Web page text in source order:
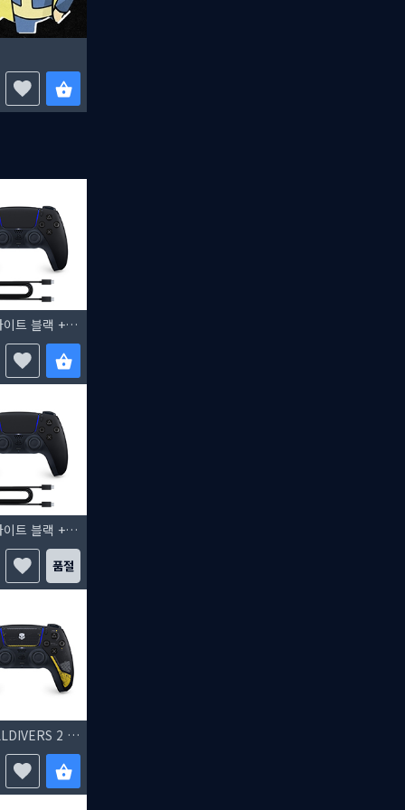
듀얼센스 무선 컨트롤러 미드나이트 블랙 + PC용 USB 케이블 + 프래그마타
듀얼센스 무선 컨트롤러 미드나이트 블랙 + PC용 USB 케이블 + 붉은사막
품절
듀얼센스 무선 컨트롤러 - HELLDIVERS 2 한정판 + 헬다이버즈 2